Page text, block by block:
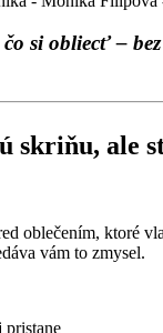
si obliecť –
skriňu, ale
oblečením, ktoré
vám to zmysel.
pristane